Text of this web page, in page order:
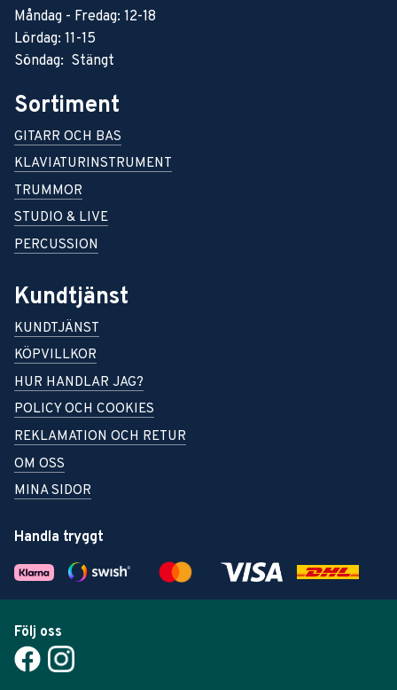
Måndag - Fredag: 12-18
Lördag: 11-15
Söndag: Stängt
Sortiment
GITARR OCH BAS
KLAVIATURINSTRUMENT
TRUMMOR
STUDIO & LIVE
PERCUSSION
Kundtjänst
KUNDTJÄNST
KÖPVILLKOR
HUR HANDLAR JAG?
POLICY OCH COOKIES
REKLAMATION OCH RETUR
OM OSS
MINA SIDOR
Handla tryggt
Följ oss